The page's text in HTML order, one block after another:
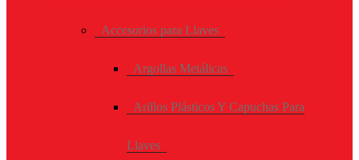
Accesorios para Llaves
Argollas Metálicas
Arillos Plásticos Y Capuchas Para
Llaves